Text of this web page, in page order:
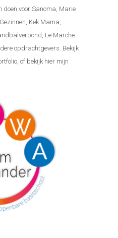
voor Sanoma, Marie
Kek Mama,
Le Marche
opdrachtgevers. Bekijk
of bekijk hier mijn